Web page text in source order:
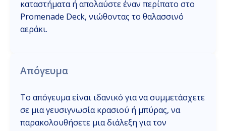
καταστήματα ή απολαύστε έναν περίπατο στο
Promenade Deck, νιώθοντας το θαλασσινό
αεράκι.
Απόγευμα
Το απόγευμα είναι ιδανικό για να συμμετάσχετε
σε μια γευσιγνωσία κρασιού ή μπύρας, να
παρακολουθήσετε μια διάλεξη για τον